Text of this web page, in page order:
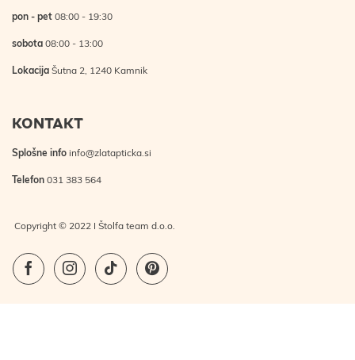
pon - pet 08:00 - 19:30
sobota 08:00 - 13:00
Lokacija Šutna 2, 1240 Kamnik
KONTAKT
Splošne info info@zlatapticka.si
Telefon 031 383 564
Copyright © 2022 I Štolfa team d.o.o.